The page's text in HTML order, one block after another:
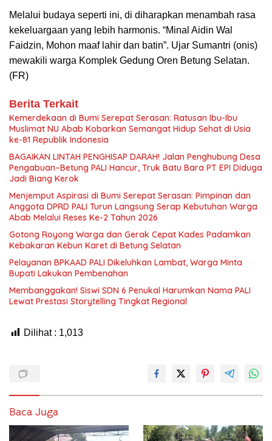
Melalui budaya seperti ini, di diharapkan menambah rasa
kekeluargaan yang lebih harmonis. “Minal Aidin Wal
Faidzin, Mohon maaf lahir dan batin”. Ujar Sumantri (onis)
mewakili warga Komplek Gedung Oren Betung Selatan.
(FR)
Berita Terkait
Kemerdekaan di Bumi Serepat Serasan: Ratusan Ibu-Ibu
Muslimat NU Abab Kobarkan Semangat Hidup Sehat di Usia
ke-81 Republik Indonesia
BAGAIKAN LINTAH PENGHISAP DARAH! Jalan Penghubung Desa
Pengabuan–Betung PALI Hancur, Truk Batu Bara PT EPI Diduga
Jadi Biang Kerok
Menjemput Aspirasi di Bumi Serepat Serasan: Pimpinan dan
Anggota DPRD PALI Turun Langsung Serap Kebutuhan Warga
Abab Melalui Reses Ke-2 Tahun 2026
Gotong Royong Warga dan Gerak Cepat Kades Padamkan
Kebakaran Kebun Karet di Betung Selatan
Pelayanan BPKAAD PALI Dikeluhkan Lambat, Warga Minta
Bupati Lakukan Pembenahan
Membanggakan! Siswi SDN 6 Penukal Harumkan Nama PALI
Lewat Prestasi Storytelling Tingkat Regional
Dilihat : 1,013
Baca Juga